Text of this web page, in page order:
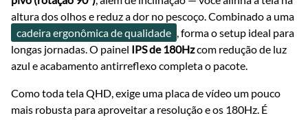
altura dos olhos e reduz a dor no pescoço. Combinado a uma
cadeira ergonômica de qualidade , forma o setup ideal para
longas jornadas. O painel IPS de 180Hzcom redução de luz
azul e acabamento antirreflexo completa o pacote.
Como toda tela QHD, exige uma placa de vídeo um pouco
mais robusta para aproveitar a resolução e os 180Hz. É